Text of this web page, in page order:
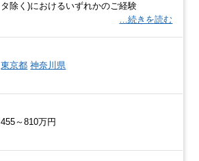
タ除く)におけるいずれかのご経験
…続きを読む
東京都 神奈川県
455～810万円